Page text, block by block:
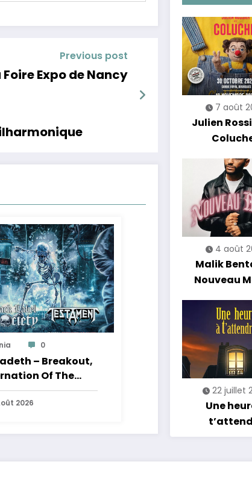
Previous post
Expo de Nancy
0
– Breakout,
Of The
Europe Tour
2026
7 août
Julien
4 août
Malik
Nouveau
22 juillet
Une